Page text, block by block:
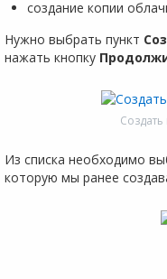
создание копии
Нужно выбрать пункт
нажать кнопку
Из списка необходимо
которую мы ранее